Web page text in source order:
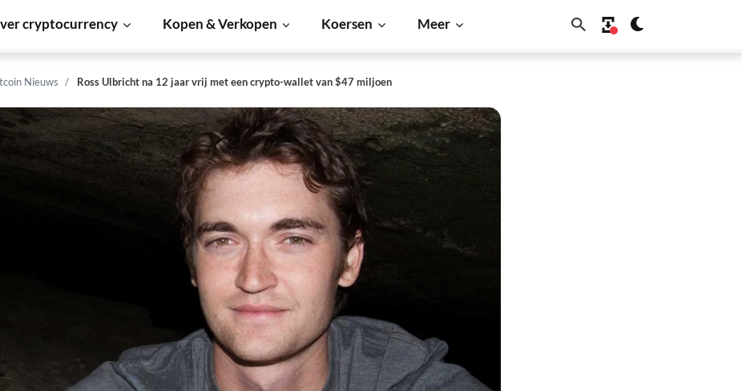
cryptocurrency Kopen & Verkopen Koersen Meer
Nieuws Ross Ulbricht na 12 jaar vrij met een crypto-wallet van $47 miljoen